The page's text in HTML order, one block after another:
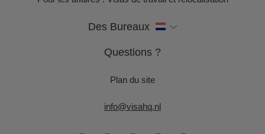
Des Bureaux
Questions ?
Plan du site
info@visahq.nl